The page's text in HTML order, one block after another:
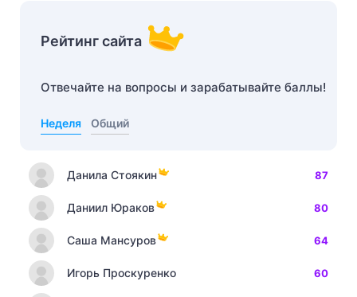
Рейтинг сайта
Отвечайте на вопросы и зарабатывайте баллы!
Неделя Общий
Данила Стоякин 87
Даниил Юраков 80
Саша Мансуров 64
Игорь Проскуренко 60